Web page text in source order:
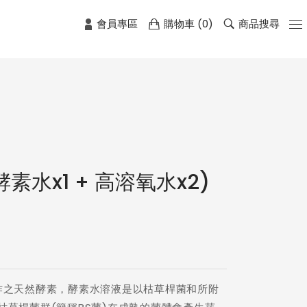
會員專區 購物車 (0) 商品搜尋
水x1 + 高溶氧水x2)
天然酵素，酵素水溶液是以枯草桿菌和所附